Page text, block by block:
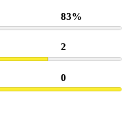
83%
2
0